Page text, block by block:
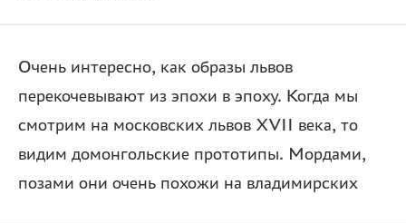
Очень интересно, как образы львов
перекочевывают из эпохи в эпоху. Когда мы
смотрим на московских львов XVII века, то
видим домонгольские прототипы. Мордами,
позами они очень похожи на владимирских